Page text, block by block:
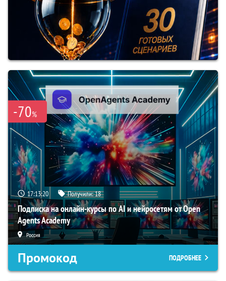
-70%
17:13:19 Получили:18
Подписка на онлайн-курсы по AI и нейросетям от Open
Agents Academy
Россия
Промокод ПОДРОБНЕЕ